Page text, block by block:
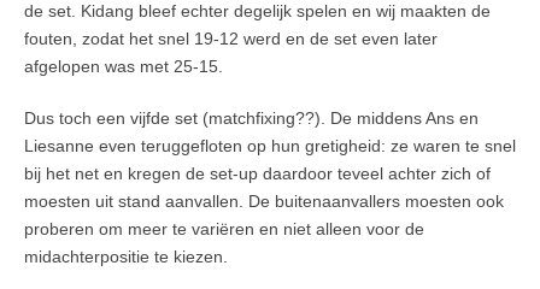
de set. Kidang bleef echter degelijk spelen en wij maakten de
fouten, zodat het snel 19-12 werd en de set even later
afgelopen was met 25-15.
Dus toch een vijfde set (matchfixing??). De middens Ans en
Liesanne even teruggefloten op hun gretigheid: ze waren te snel
bij het net en kregen de set-up daardoor teveel achter zich of
moesten uit stand aanvallen. De buitenaanvallers moesten ook
proberen om meer te variëren en niet alleen voor de
midachterpositie te kiezen.